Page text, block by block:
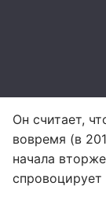
Он считает,
вовремя (в
начала